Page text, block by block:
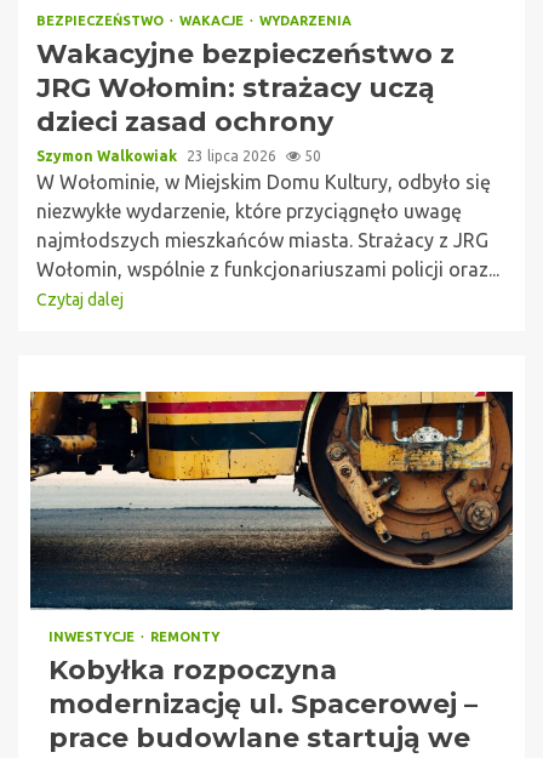
BEZPIECZEŃSTWO WAKACJE WYDARZENIA
Wakacyjne bezpieczeństwo z
JRG Wołomin: strażacy uczą
dzieci zasad ochrony
Szymon Walkowiak 23 lipca 2026 50
W Wołominie, w Miejskim Domu Kultury, odbyło się
niezwykłe wydarzenie, które przyciągnęło uwagę
najmłodszych mieszkańców miasta. Strażacy z JRG
Wołomin, wspólnie z funkcjonariuszami policji oraz...
Czytaj dalej
INWESTYCJE REMONTY
Kobyłka rozpoczyna
modernizację ul. Spacerowej –
prace budowlane startują we